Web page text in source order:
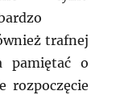
trafnej
pamiętać o
rozpoczęcie